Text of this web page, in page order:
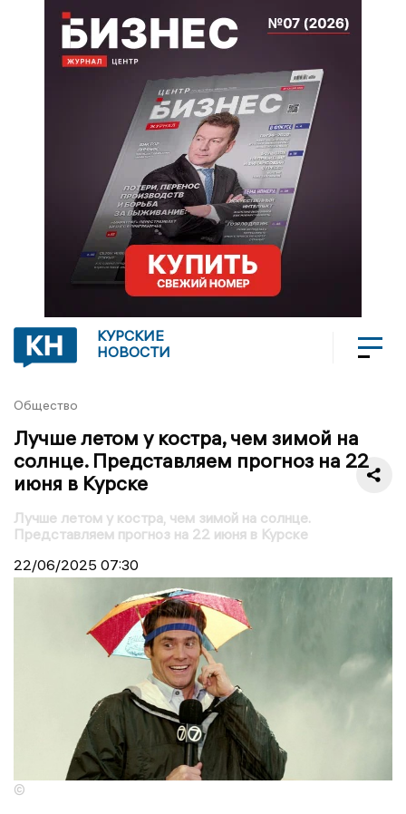
КУРСКИЕ
НОВОСТИ
Общество
Лучше летом у костра, чем зимой на
солнце. Представляем прогноз на 22
июня в Курске
Лучше летом у костра, чем зимой на солнце.
Представляем прогноз на 22 июня в Курске
22/06/2025 07:30
©